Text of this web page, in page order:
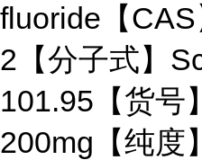
fluoride【
2【分子式】
101.95【货号
200mg【纯度